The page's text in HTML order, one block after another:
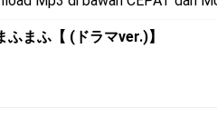
まふ【 (ドラマver.)】